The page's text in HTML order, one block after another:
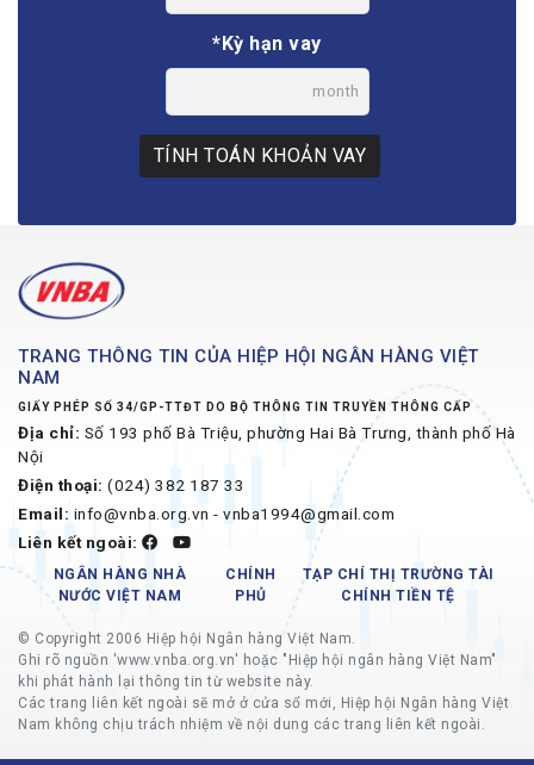
*Kỳ hạn vay
month
TÍNH TOÁN KHOẢN VAY
TRANG THÔNG TIN CỦA HIỆP HỘI NGÂN HÀNG VIỆT
NAM
GIẤY PHÉP SỐ 34/GP-TTĐT DO BỘ THÔNG TIN TRUYỀN THÔNG CẤP
Địa chỉ: Số 193 phố Bà Triệu, phường Hai Bà Trưng, thành phố Hà
Nội
Điện thoại: (024) 382 187 33
Email: info@vnba.org.vn - vnba1994@gmail.com
Liên kết ngoài:
NGÂN HÀNG NHÀ
NƯỚC VIỆT NAM
CHÍNH
PHỦ
TẠP CHÍ THỊ TRƯỜNG TÀI
CHÍNH TIỀN TỆ
© Copyright 2006 Hiệp hội Ngân hàng Việt Nam.
Ghi rõ nguồn 'www.vnba.org.vn' hoặc "Hiệp hội ngân hàng Việt Nam"
khi phát hành lại thông tin từ website này.
Các trang liên kết ngoài sẽ mở ở cửa sổ mới, Hiệp hội Ngân hàng Việt
Nam không chịu trách nhiệm về nội dung các trang liên kết ngoài.